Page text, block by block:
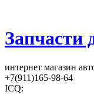
Запчасти
интернет магазин
+7(911)165-98-64
ICQ: